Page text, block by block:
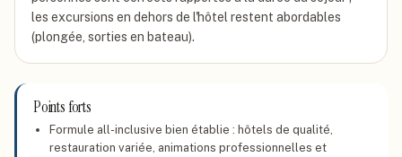
les excursions en dehors de l'hôtel restent abordables
(plongée, sorties en bateau).
Points forts
Formule all-inclusive bien établie : hôtels de qualité,
restauration variée, animations professionnelles et